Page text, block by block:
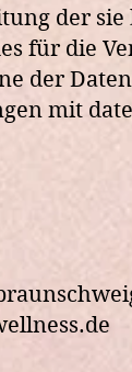
der
für die
der
mit